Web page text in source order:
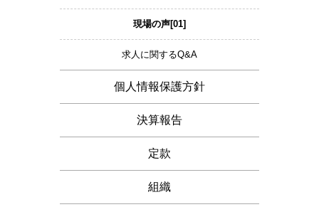
現場の声[01]
求人に関するQ&A
個人情報保護方針
決算報告
定款
組織